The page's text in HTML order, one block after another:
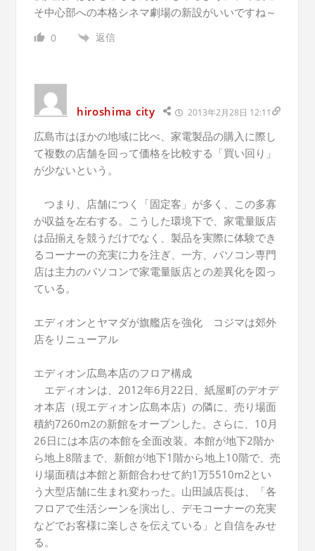
そ中心部への本格シネマ劇場の新設がいいですね～
0 返信
hiroshima city 2013年2月28日 12:11
広島市はほかの地域に比べ、家電製品の購入に際し
て複数の店舗を回って価格を比較する「買い回り」
が少ないという。
つまり、店舗につく「固定客」が多く、この多寡
が収益を左右する。こうした環境下で、家電量販店
は品揃えを競うだけでなく、製品を実際に体験でき
るコーナーの充実に力を注ぎ、一方、パソコン専門
店は主力のパソコンで家電量販店との差異化を図っ
ている。
エディオンとヤマダが旗艦店を強化 コジマは郊外
店をリニューアル
エディオン広島本店のフロア構成
エディオンは、2012年6月22日、紙屋町のデオデ
オ本店（現エディオン広島本店）の隣に、売り場面
積約7260m2の新館をオープンした。さらに、10月
26日には本店の本館を全面改装。本館が地下2階か
ら地上8階まで、新館が地下1階から地上10階で、売
り場面積は本館と新館合わせて約1万5510m2とい
う大型店舗に生まれ変わった。山田誠店長は、「各
フロアで生活シーンを演出し、デモコーナーの充実
などでお客様に楽しさを伝えている」と自信をみせ
る。